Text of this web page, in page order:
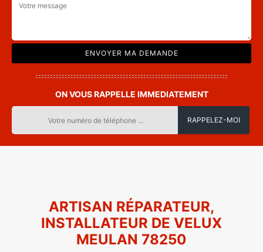
ON VOUS RAPPELLE IMMEDIATEMENT
ARTISAN RÉPARATEUR,
INSTALLATEUR DE VELUX
MEULAN 78250